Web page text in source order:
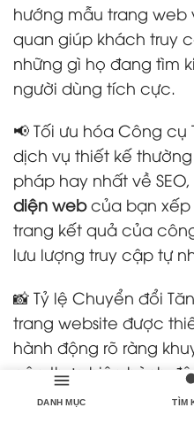
hướng mẫu trang
quan giúp khách truy
những gì họ đang tìm
người dùng tích cực.
📢 Tối ưu hóa Công cụ
dịch vụ thiết kế
pháp hay nhất về
diện webcủa bạn xếp
trang kết quả của
lưu lượng truy cập tự
📸 Tỷ lệ Chuyển đổi
trang website được
hành động rõ ràng
cập thực hiện hành
đó là mua hàng, đăng
DANH MỤC TÌM